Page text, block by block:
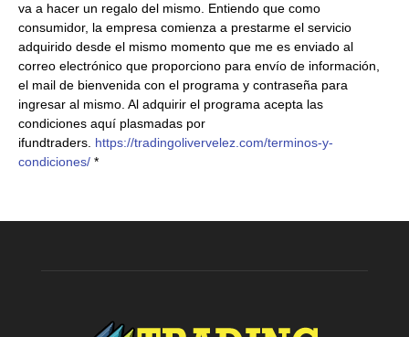
va a hacer un regalo del mismo. Entiendo que como
consumidor, la empresa comienza a prestarme el servicio
adquirido desde el mismo momento que me es enviado al
correo electrónico que proporciono para envío de información,
el mail de bienvenida con el programa y contraseña para
ingresar al mismo. Al adquirir el programa acepta las
condiciones aquí plasmadas por
ifundtraders. https://tradingolivervelez.com/terminos-y-
condiciones/ *